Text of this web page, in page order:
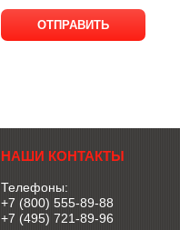
НАШИ КОНТАКТЫ
Телефоны:
+7 (800) 555-89-88
+7 (495) 721-89-96